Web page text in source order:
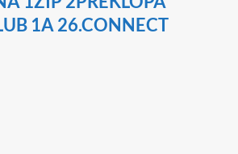
1A 26.CONNECT